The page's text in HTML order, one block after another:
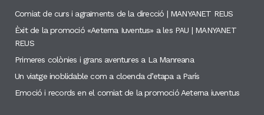
Comiat de curs i agraïments de la direcció | MANYANET REUS
Èxit de la promoció «Aeterna Iuventus» a les PAU | MANYANET
REUS
Primeres colònies i grans aventures a La Manreana
Un viatge inoblidable com a cloenda d’etapa a París
Emoció i records en el comiat de la promoció Aeterna iuventus